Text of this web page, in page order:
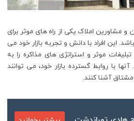
مشاورین املاک یکی از راه های موثر برای
این افراد با دانش و تجربه بازار خود می
موثر و استراتژی های مذاکره را به
با روابط گسترده بازار خود، می توانند
مشتاق آشنا کنند.